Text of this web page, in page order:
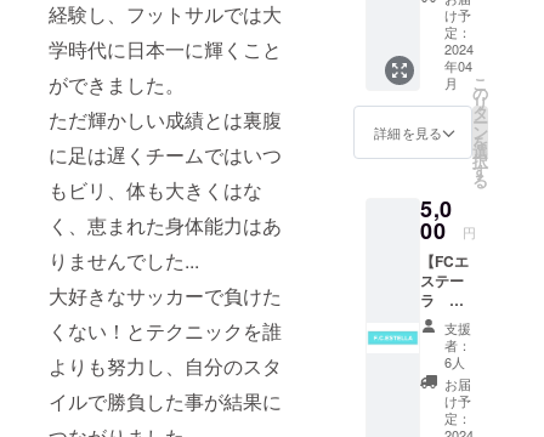
経験し、フットサルでは大
学時代に日本一に輝くこと
ができました。
ただ輝かしい成績とは裏腹
に足は遅くチームではいつ
もビリ、体も大きくはな
く、恵まれた身体能力はあ
りませんでした...
大好きなサッカーで負けた
くない！とテクニックを誰
よりも努力し、自分のスタ
イルで勝負した事が結果に
ラー：
イエ
ロー サ
イズ：
長方形
50 ×
200mm
け予
定：
2024
年04
月
詳細を見る
こ
の
リ
タ
ー
ン
を
選
択
す
る
5,0
00 円
【FCエ
ステー
ラ 練
習着カ
ラー
オリジ
ナルス
テッ
カー】
支援
者：
6人
お届
け予
定：